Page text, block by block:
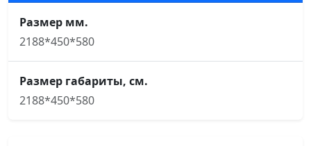
Размер мм.
2188*450*580
Размер габариты, см.
2188*450*580